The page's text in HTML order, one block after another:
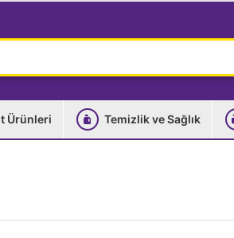
Ürünleri Temizlik ve Sağlık